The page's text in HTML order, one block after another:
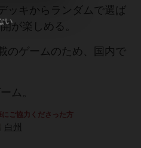
ッキからランダムで選ば
が楽しめる。
のゲームのため、国内で
ム。
にご協力くださった方
白州
い